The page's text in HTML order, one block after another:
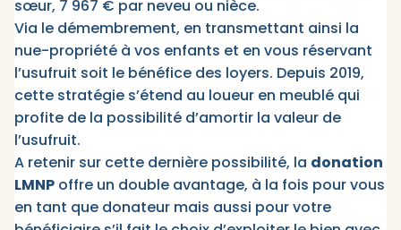
sœur, 7 967 € par neveu ou nièce.
Via le démembrement, en transmettant ainsi la
nue-propriété à vos enfants et en vous réservant
l’usufruit soit le bénéfice des loyers. Depuis 2019,
cette stratégie s’étend au loueur en meublé qui
profite de la possibilité d’amortir la valeur de
l’usufruit.
A retenir sur cette dernière possibilité, la donation
LMNP offre un double avantage, à la fois pour vous
en tant que donateur mais aussi pour votre